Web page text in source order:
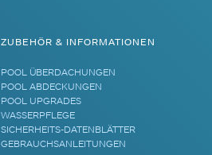
ZUBEHÖR & INFORMATIONEN
POOL ÜBERDACHUNGEN
POOL ABDECKUNGEN
POOL UPGRADES
WASSERPFLEGE
SICHERHEITS-DATENBLÄTTER
GEBRAUCHSANLEITUNGEN